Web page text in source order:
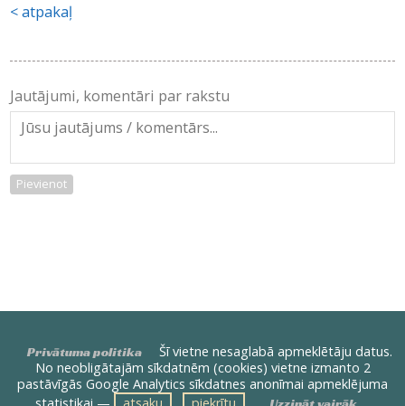
atpakaļ
Jautājumi, komentāri par rakstu
Pievienot
Privātuma politika
Šī vietne nesaglabā apmeklētāju datus.
No neobligātajām sīkdatnēm (cookies) vietne izmanto 2
pastāvīgās Google Analytics sīkdatnes anonīmai apmeklējuma
statistikai —
atsaku piekrītu